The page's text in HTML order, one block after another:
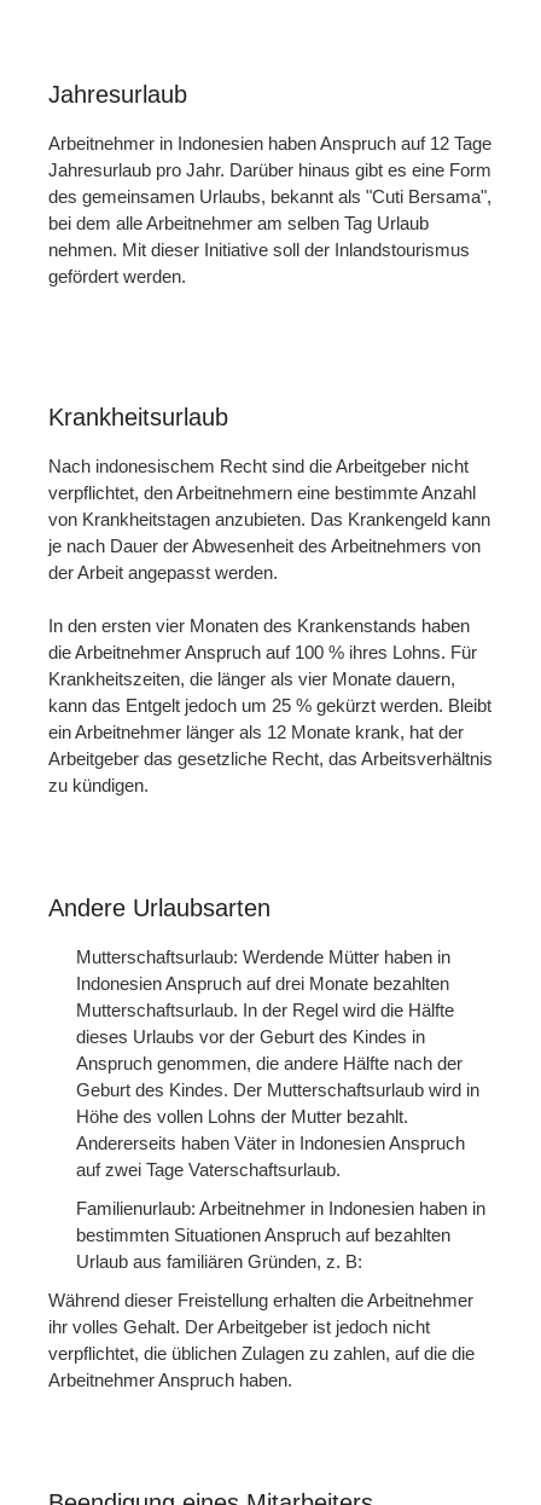
Jahresurlaub
Arbeitnehmer in Indonesien haben Anspruch auf 12 Tage
Jahresurlaub pro Jahr. Darüber hinaus gibt es eine Form
des gemeinsamen Urlaubs, bekannt als "Cuti Bersama",
bei dem alle Arbeitnehmer am selben Tag Urlaub
nehmen. Mit dieser Initiative soll der Inlandstourismus
gefördert werden.
Krankheitsurlaub
Nach indonesischem Recht sind die Arbeitgeber nicht
verpflichtet, den Arbeitnehmern eine bestimmte Anzahl
von Krankheitstagen anzubieten. Das Krankengeld kann
je nach Dauer der Abwesenheit des Arbeitnehmers von
der Arbeit angepasst werden.
In den ersten vier Monaten des Krankenstands haben
die Arbeitnehmer Anspruch auf 100 % ihres Lohns. Für
Krankheitszeiten, die länger als vier Monate dauern,
kann das Entgelt jedoch um 25 % gekürzt werden. Bleibt
ein Arbeitnehmer länger als 12 Monate krank, hat der
Arbeitgeber das gesetzliche Recht, das Arbeitsverhältnis
zu kündigen.
Andere Urlaubsarten
Mutterschaftsurlaub: Werdende Mütter haben in
Indonesien Anspruch auf drei Monate bezahlten
Mutterschaftsurlaub. In der Regel wird die Hälfte
dieses Urlaubs vor der Geburt des Kindes in
Anspruch genommen, die andere Hälfte nach der
Geburt des Kindes. Der Mutterschaftsurlaub wird in
Höhe des vollen Lohns der Mutter bezahlt.
Andererseits haben Väter in Indonesien Anspruch
auf zwei Tage Vaterschaftsurlaub.
Familienurlaub: Arbeitnehmer in Indonesien haben in
bestimmten Situationen Anspruch auf bezahlten
Urlaub aus familiären Gründen, z. B:
Während dieser Freistellung erhalten die Arbeitnehmer
ihr volles Gehalt. Der Arbeitgeber ist jedoch nicht
verpflichtet, die üblichen Zulagen zu zahlen, auf die die
Arbeitnehmer Anspruch haben.